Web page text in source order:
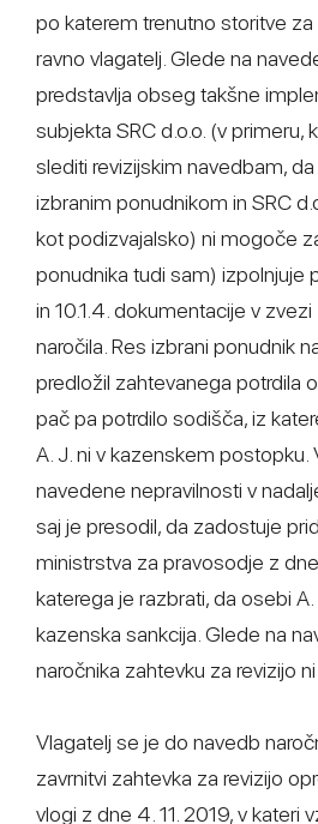
po katerem trenutno storitve
ravno vlagatelj. Glede na
predstavlja obseg takšne
subjekta SRC d.o.o. (v primeru,
slediti revizijskim navedbam,
izbranim ponudnikom in SRC
kot podizvajalsko) ni mogoče
ponudnika tudi sam) izpolnjuje
in 10.1.4. dokumentacije v
naročila. Res izbrani ponudnik
predložil zahtevanega potrdila
pač pa potrdilo sodišča, iz
A. J. ni v kazenskem postopku.
navedene nepravilnosti v
saj je presodil, da zadostuje
ministrstva za pravosodje z
katerega je razbrati, da osebi A.
kazenska sankcija. Glede na
naročnika zahtevku za revizijo
Vlagatelj se je do navedb
zavrnitvi zahtevka za revizijo
vlogi z dne 4. 11. 2019, v kateri